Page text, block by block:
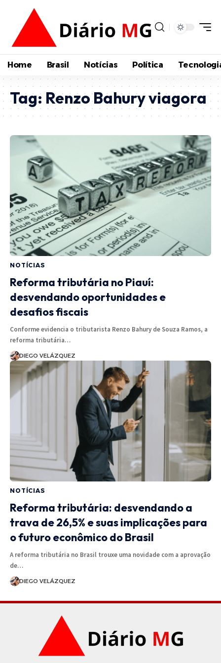
Home Brasil Notícias Política
Tag: Renzo Bahury viagora
NOTÍCIAS
Reforma tributária no Piauí:
desvendando oportunidades e
desafios fiscais
Conforme evidencia o tributarista Renzo Bahury de Souza Ramos, a
reforma tributária…
DIEGO VELÁZQUEZ
NOTÍCIAS
Reforma tributária: desvendando a
trava de 26,5% e suas implicações para
o futuro econômico do Brasil
A reforma tributária no Brasil trouxe uma novidade com a aprovação
de…
DIEGO VELÁZQUEZ